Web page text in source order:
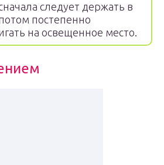
следует держать в
постепенно
на освещенное место.